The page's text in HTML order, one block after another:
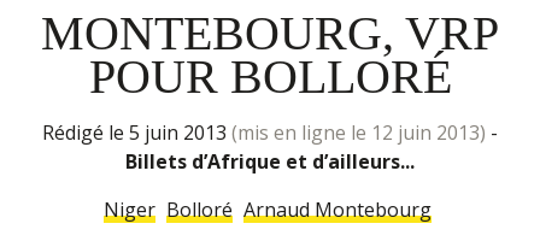
MONTEBOURG, VRP
POUR BOLLORÉ
rédigé le 5 juin 2013 (mis en ligne le 12 juin 2013) -
Billets d’Afrique et d’ailleurs...
Niger Bolloré Arnaud Montebourg